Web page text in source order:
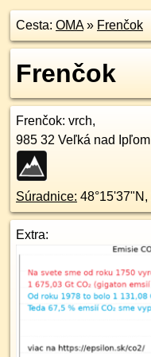
Cesta: OMA» Frenčok
Frenčok
Frenčok: vrch,
985 32 Veľká nad Ipľom
Súradnice: 48°15'37"N ,
Extra: